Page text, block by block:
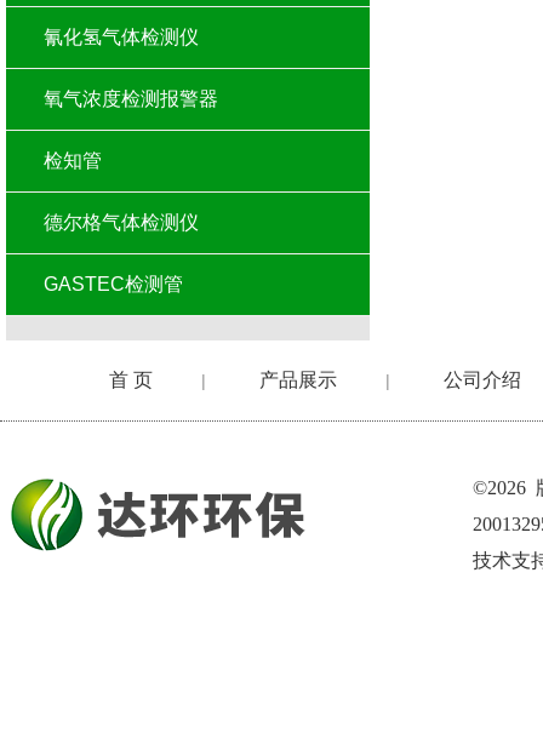
氰化氢气体检测仪
氧气浓度检测报警器
检知管
德尔格气体检测仪
GASTEC检测管
首 页 | 产品展示 | 公司介绍
©2026
技术支